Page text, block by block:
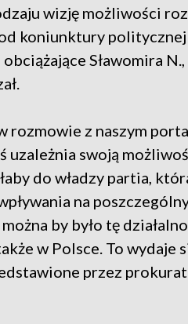
wizję możliwości
koniunktury politycznej
Sławomira
rozmowie z naszym
uzależnia swoją
do władzy partia,
na
by było tę
w Polsce. To
przez